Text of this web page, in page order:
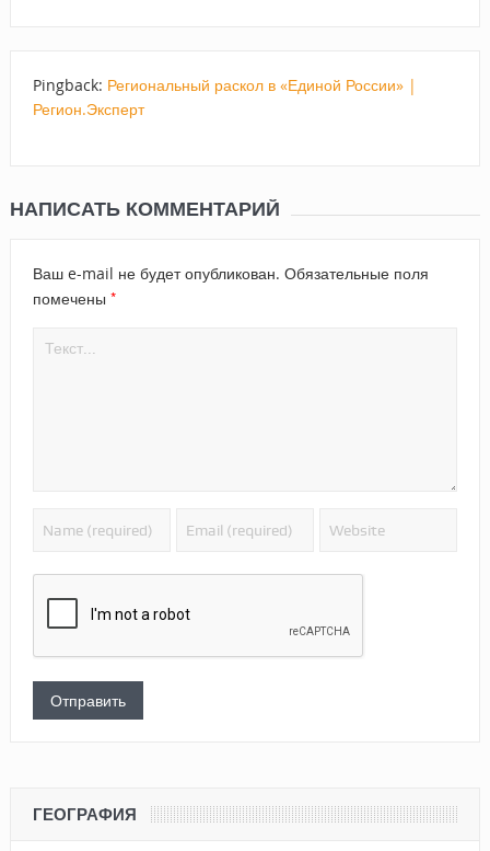
Pingback: Региональный раскол в «Единой России» |
Регион.Эксперт
НАПИСАТЬ КОММЕНТАРИЙ
Ваш e-mail не будет опубликован. Обязательные поля
помечены *
ГЕОГРАФИЯ